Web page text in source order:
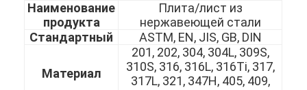
Наименование
продукта
Плита/лист из
нержавеющей стали
Стандартный
ASTM, EN, JIS, GB, DIN
Материал
201, 202, 304, 304L, 309S,
310S, 316, 316L, 316Ti, 317,
317L, 321, 347H, 405, 409,